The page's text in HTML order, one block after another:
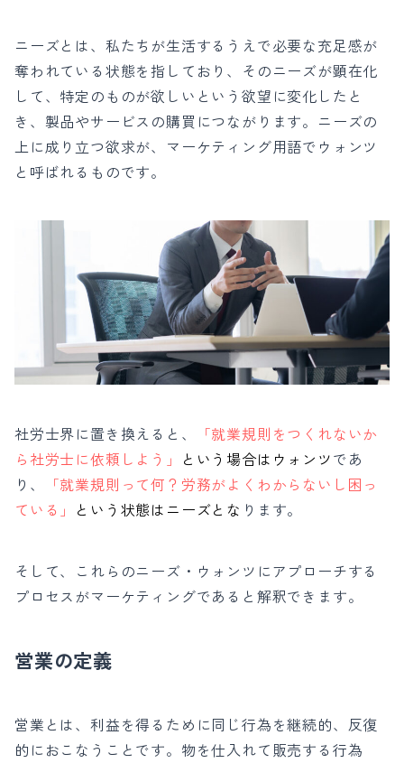
ニーズとは、私たちが生活するうえで必要な充足感が
奪われている状態を指しており、そのニーズが顕在化
して、特定のものが欲しいという欲望に変化したと
き、製品やサービスの購買につながります。ニーズの
上に成り立つ欲求が、マーケティング用語でウォンツ
と呼ばれるものです。
社労士界に置き換えると、
「就業規則をつくれないか
ら社労士に依頼しよう」 という場合はウォンツであ
り、
「就業規則って何？労務がよくわからないし困っ
ている」 という状態はニーズとな ります。
そして、これらのニーズ・ウォンツにアプローチする
プロセスがマーケティングであると解釈できます。
営業の定義
営業とは、利益を得るために同じ行為を継続的、反復
的におこなうことです。 物を仕入れて販売する行為